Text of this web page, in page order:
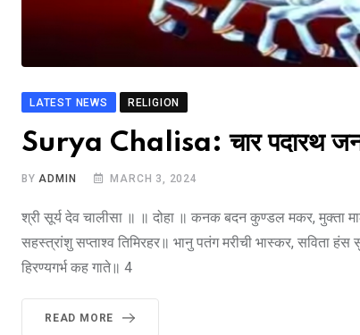
LATEST NEWS RELIGION
Surya Chalisa: चार पदारथ जन
BYADMIN MARCH 3, 2024
श्री सूर्य देव चालीसा ॥ ॥ दोहा ॥ कनक बदन कुण्डल मकर, मुक्ता
सहस्त्रांशु सप्ताश्व तिमिरहर॥ भानु पतंग मरीची भास्कर, सविता
हिरण्यगर्भ कह गाते॥ 4
READ MORE